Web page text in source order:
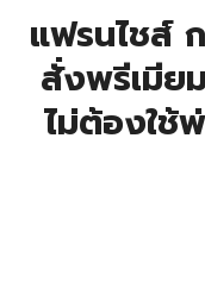
แฟรนไชส์ ก
สั่งพรีเมีย
ไม่ต้องใช้